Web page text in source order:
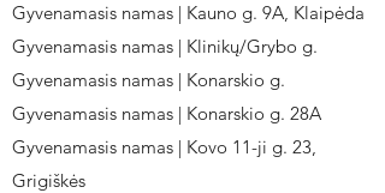
Gyvenamasis namas | Kauno g. 9A, Klaipėda
Gyvenamasis namas | Klinikų/Grybo g.
Gyvenamasis namas | Konarskio g.
Gyvenamasis namas | Konarskio g. 28A
Gyvenamasis namas | Kovo 11-ji g. 23,
Grigiškės